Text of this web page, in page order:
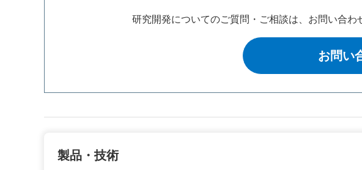
研究開発についてのご質問・ご相談は、お問い合
お問い
製品・技術